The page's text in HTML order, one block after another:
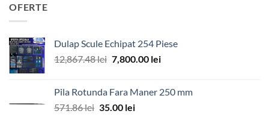
OFERTE
Dulap Scule Echipat 254 Piese
12,867.48lei Prețul
fost:
12,867.48 lei.
7,800.00 leiPrețul
7,800.00 lei.
Pila Rotunda Fara Maner 250 mm
571.86lei Prețul
35.00 leiPrețul